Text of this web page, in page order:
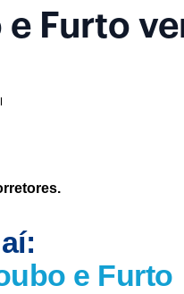
Furto
e Furto